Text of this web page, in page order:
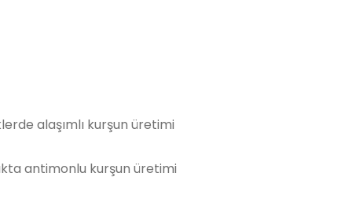
alaşımlı kurşun üretimi
antimonlu kurşun üretimi